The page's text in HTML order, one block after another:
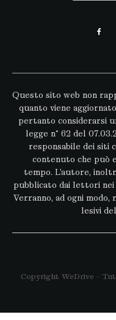
Questo sito web non
quanto viene
pertanto considerarsi
legge n° 62 del
responsabile dei siti
contenuto che può
tempo. L’autore,
pubblicato dai lettori
Verranno, ad ogni
lesivi
Copyright WeDrive -